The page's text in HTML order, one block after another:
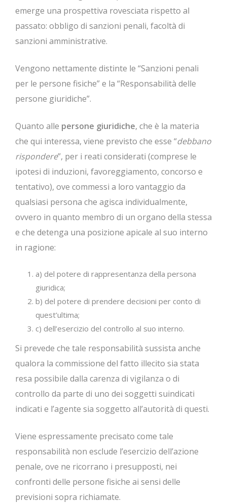
emerge una prospettiva rovesciata rispetto al
passato: obbligo di sanzioni penali, facoltà di
sanzioni amministrative.
Vengono nettamente distinte le “Sanzioni penali
per le persone fisiche” e la “Responsabilità delle
persone giuridiche”.
Quanto alle persone giuridiche, che è la materia
che qui interessa, viene previsto che esse “debbano
rispondere”, per i reati considerati (comprese le
ipotesi di induzioni, favoreggiamento, concorso e
tentativo), ove commessi a loro vantaggio da
qualsiasi persona che agisca individualmente,
ovvero in quanto membro di un organo della stessa
e che detenga una posizione apicale al suo interno
in ragione:
a) del potere di rappresentanza della persona
giuridica;
b) del potere di prendere decisioni per conto di
quest’ultima;
c) dell’esercizio del controllo al suo interno.
Si prevede che tale responsabilità sussista anche
qualora la commissione del fatto illecito sia stata
resa possibile dalla carenza di vigilanza o di
controllo da parte di uno dei soggetti suindicati
indicati e l’agente sia soggetto all’autorità di questi.
Viene espressamente precisato come tale
responsabilità non esclude l’esercizio dell’azione
penale, ove ne ricorrano i presupposti, nei
confronti delle persone fisiche ai sensi delle
previsioni sopra richiamate.